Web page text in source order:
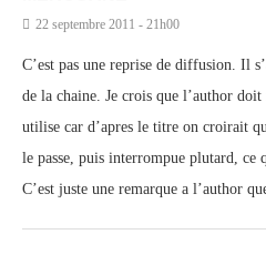
22 septembre 2011 - 21h00
C’est pas une reprise de diffusion. Il
de la chaine. Je crois que l’author
utilise car d’apres le titre on croirait
le passe, puis interrompue plutard, ce
C’est juste une remarque a l’author